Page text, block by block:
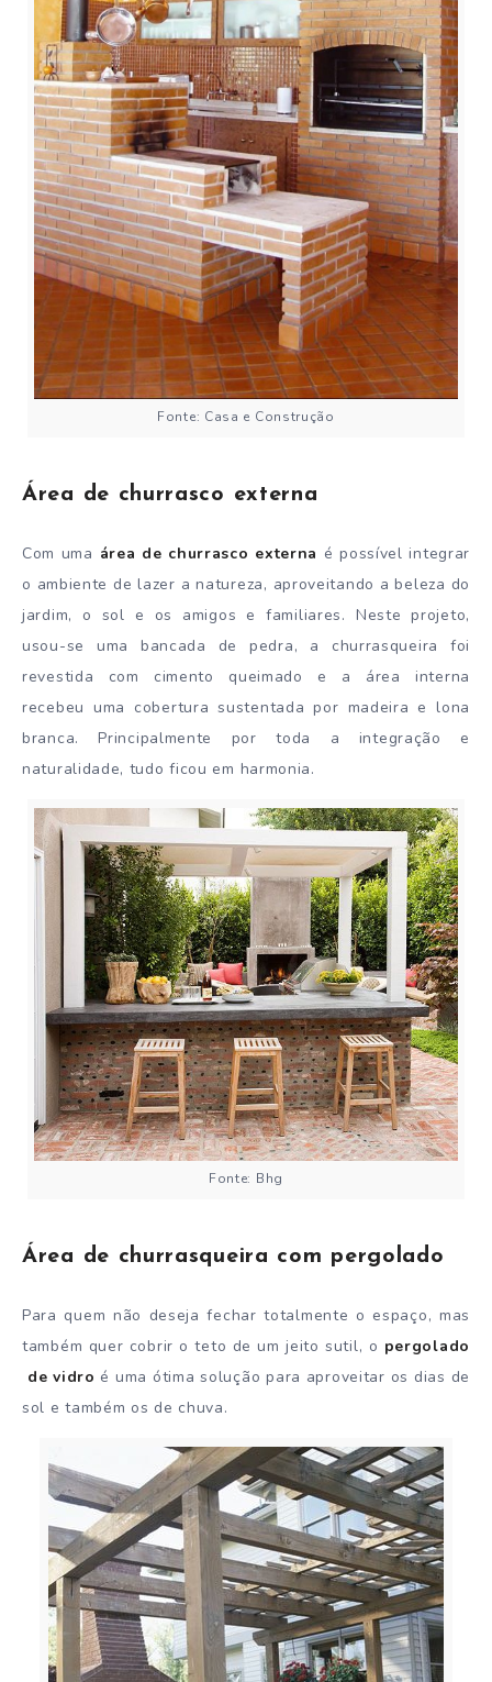
Fonte: Casa e Construção
Área de churrasco externa
Com uma área de churrasco externa é possível integrar
o ambiente de lazer a natureza, aproveitando a beleza do
jardim, o sol e os amigos e familiares. Neste projeto,
usou-se uma bancada de pedra, a churrasqueira foi
revestida com cimento queimado e a área interna
recebeu uma cobertura sustentada por madeira e lona
branca. Principalmente por toda a integração e
naturalidade, tudo ficou em harmonia.
Fonte: Bhg
Área de churrasqueira com pergolado
Para quem não deseja fechar totalmente o espaço, mas
também quer cobrir o teto de um jeito sutil, o pergolado
de vidro é uma ótima solução para aproveitar os dias de
sol e também os de chuva.